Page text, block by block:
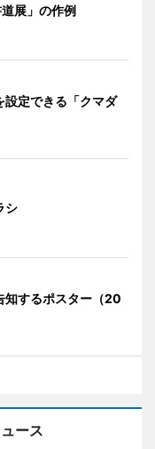
道展」の作例
設定できる「クマダ
シ
知するポスター（20
ース